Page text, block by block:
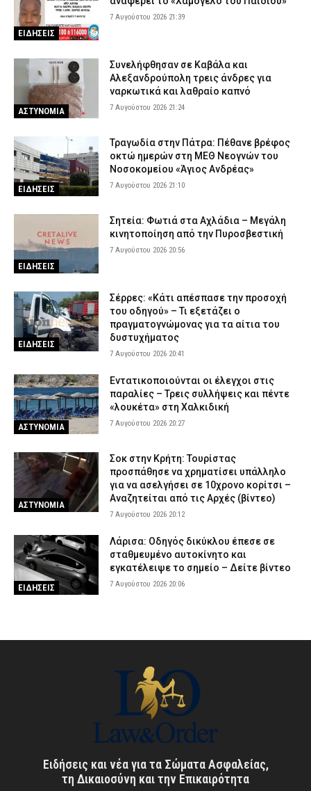
ΕΙΔΗΣΕΙΣ
7 Αυγούστου 2026 21:39
ΑΣΤΥΝΟΜΙΑ
Συνελήφθησαν σε Καβάλα και
Αλεξανδρούπολη τρεις άνδρες για
ναρκωτικά και λαθραίο καπνό
7 Αυγούστου 2026 21:24
ΕΙΔΗΣΕΙΣ
Τραγωδία στην Πάτρα: Πέθανε βρέφος
οκτώ ημερών στη ΜΕΘ Νεογνών του
Νοσοκομείου «Άγιος Ανδρέας»
7 Αυγούστου 2026 21:10
ΕΙΔΗΣΕΙΣ
Σητεία: Φωτιά στα Αχλάδια – Μεγάλη
κινητοποίηση από την Πυροσβεστική
7 Αυγούστου 2026 20:56
ΕΙΔΗΣΕΙΣ
Σέρρες: «Κάτι απέσπασε την προσοχή
του οδηγού» – Τι εξετάζει ο
πραγματογνώμονας για τα αίτια του
δυστυχήματος
7 Αυγούστου 2026 20:41
ΑΣΤΥΝΟΜΙΑ
Εντατικοποιούνται οι έλεγχοι στις
παραλίες – Τρεις συλλήψεις και πέντε
«λουκέτα» στη Χαλκιδική
7 Αυγούστου 2026 20:27
ΑΣΤΥΝΟΜΙΑ
Σοκ στην Κρήτη: Τουρίστας
προσπάθησε να χρηματίσει υπάλληλο
για να ασελγήσει σε 10χρονο κορίτσι –
Αναζητείται από τις Αρχές (βίντεο)
7 Αυγούστου 2026 20:12
ΕΙΔΗΣΕΙΣ
Λάρισα: Οδηγός δικύκλου έπεσε σε
σταθμευμένο αυτοκίνητο και
εγκατέλειψε το σημείο – Δείτε βίντεο
7 Αυγούστου 2026 20:06
Ειδήσεις και νέα για τα Σώματα Ασφαλείας,
τη Δικαιοσύνη και την Επικαιρότητα